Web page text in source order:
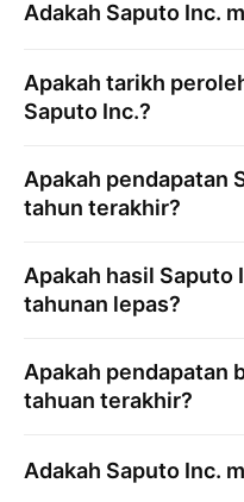
Adakah Saputo Inc.
Apakah tarikh
Saputo Inc.?
Apakah pendapatan
tahun terakhir?
Apakah hasil Saputo
tahunan lepas?
Apakah pendapatan
tahuan terakhir?
Adakah Saputo Inc.